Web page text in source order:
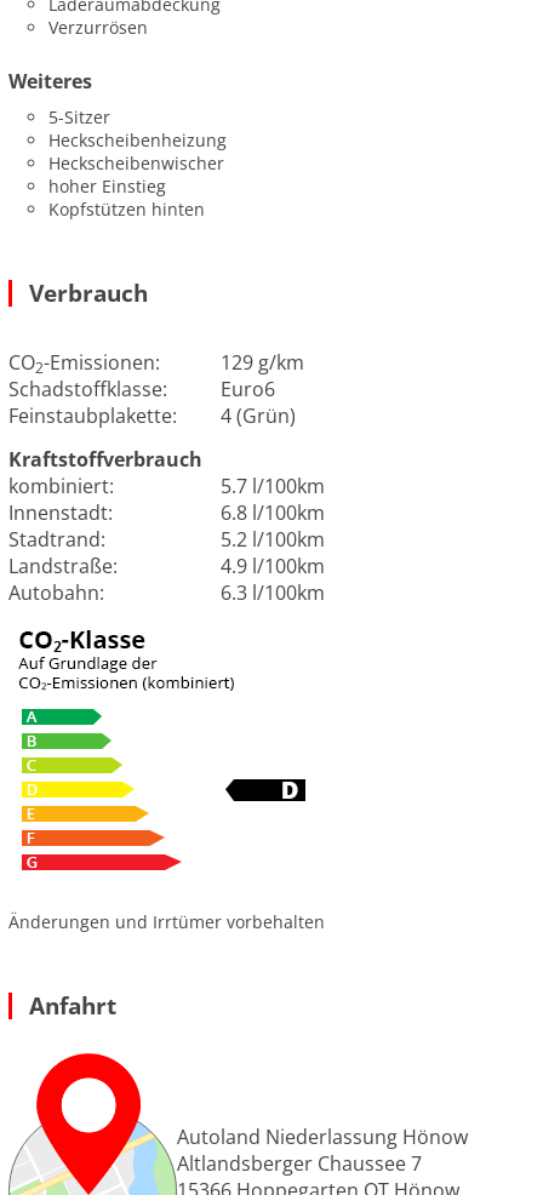
Verzurrösen
Weiteres
5-Sitzer
Heckscheibenheizung
Heckscheibenwischer
hoher Einstieg
Kopfstützen hinten
Verbrauch
CO2-Emissionen:
129 g/km
Schadstoffklasse:
Euro6
Feinstaubplakette:
4 (Grün)
Kraftstoffverbrauch
kombiniert:
5.7 l/100km
Innenstadt:
6.8 l/100km
Stadtrand:
5.2 l/100km
Landstraße:
4.9 l/100km
Autobahn:
6.3 l/100km
Änderungen und Irrtümer vorbehalten
Anfahrt
Autoland Niederlassung Hönow
Altlandsberger Chaussee 7